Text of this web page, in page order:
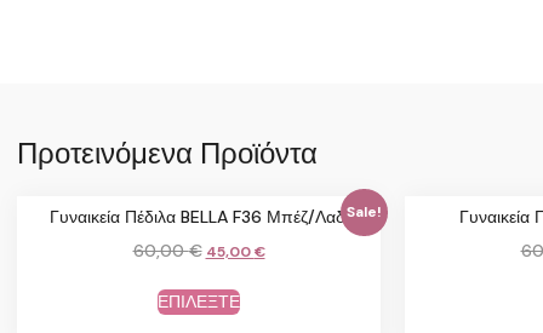
Προτεινόμενα Προϊόντα
Sale!
Γυναικεία Πέδιλα BELLA F36 Μπέζ/Λαδί
60,00€ 45,00€
ΕΠΙΛΕΞΤΕ
Γυναικεία